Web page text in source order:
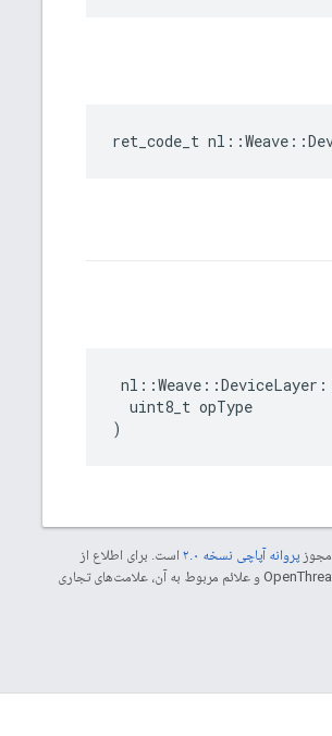
ret_code_t
  uint8_t opType
)
مجوز پروانه آپاچی نسخه ۲.۰
است. برای اطلاع از
مراجعه کنید. جاوا علامت تجاری ثبت‌شده Oracle و/یا شرکت‌های وابسته به آن است. ‫OpenThread و علائم مربوط به آن، علامت‌های تجاری